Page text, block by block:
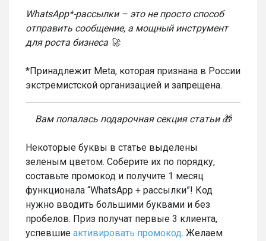
WhatsApp*-рассылки – это не просто способ
отправить сообщение, а мощный инструмент
для роста бизнеса 🚀
*Принадлежит Meta, которая признана в России
экстремистской организацией и запрещена.
Вам попалась подарочная секция статьи 🎁
Некоторые буквы в статье выделены
зеленым цветом. Соберите их по порядку,
составьте промокод и получите 1 месяц
функционала “WhatsApp + рассылки”! Код
нужно вводить большими буквами и без
пробелов. Приз получат первые 3 клиента,
успевшие активировать промокод. Желаем